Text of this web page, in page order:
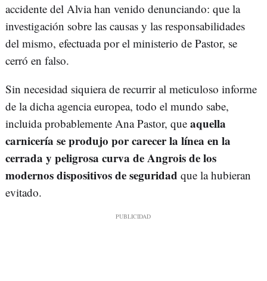
accidente del Alvia han venido denunciando: que la
investigación sobre las causas y las responsabilidades
del mismo, efectuada por el ministerio de Pastor, se
cerró en falso.
Sin necesidad siquiera de recurrir al meticuloso informe
de la dicha agencia europea, todo el mundo sabe,
incluida probablemente Ana Pastor, que aquella
carnicería se produjo por carecer la línea en la
cerrada y peligrosa curva de Angrois de los
modernos dispositivos de seguridad que la hubieran
evitado.